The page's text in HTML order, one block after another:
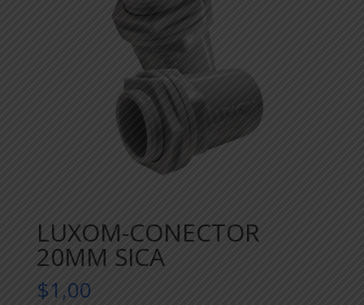
LUXOM-CONECTOR
20MM SICA
$1,00